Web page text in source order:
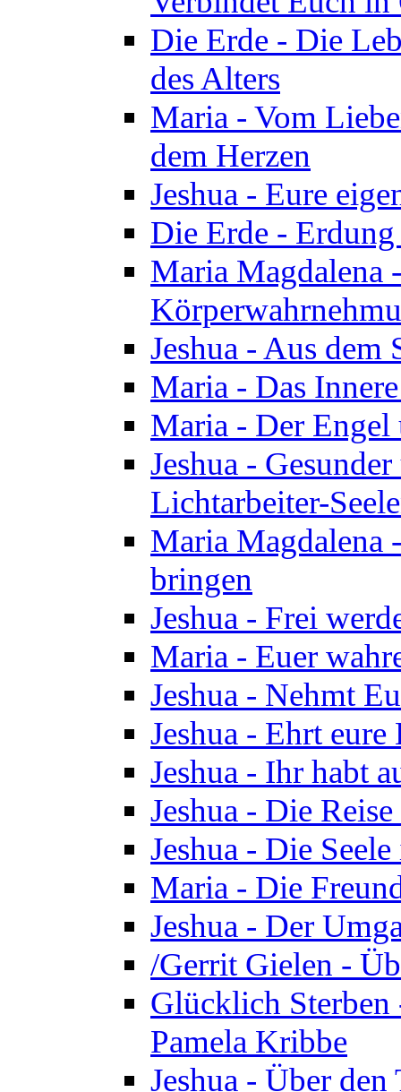
Die Erde - Die
des Alters
Maria - Vom
dem Herzen
Jeshua - Eure
Die Erde -
Maria Magdalena
Jeshua - Aus dem
Maria - Das
Maria - Der Engel
Jeshua -
Lichtarbeiter-
Maria Magdalena
bringen
Jeshua - Frei
Maria - Euer
Jeshua - Nehmt
Jeshua - Ehrt
Jeshua - Ihr habt
Jeshua - Die
Jeshua - Die
Maria - Die
Jeshua - Der
/Gerrit Gielen -
Glücklich
Pamela Kribbe
Jeshua - Über